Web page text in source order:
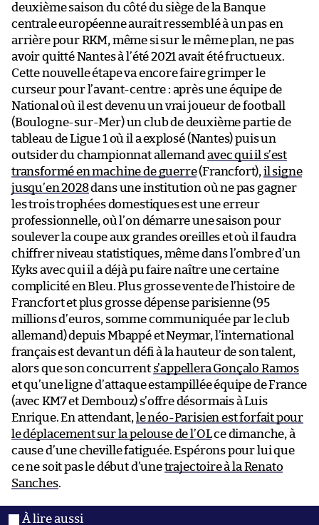
deuxième saison du côté du siège de la Banque
centrale européenne aurait ressemblé à un pas en
arrière pour RKM, même si sur le même plan, ne pas
avoir quitté Nantes à l’été 2021 avait été fructueux.
Cette nouvelle étape va encore faire grimper le
curseur pour l’avant-centre : après une équipe de
National où il est devenu un vrai joueur de football
(Boulogne-sur-Mer) un club de deuxième partie de
tableau de Ligue 1 où il a explosé (Nantes) puis un
outsider du championnat allemandavec qui il s’est
transformé en machine de guerre(Francfort), il signe
jusqu’en 2028dans une institution où ne pas gagner
les trois trophées domestiques est une erreur
professionnelle, où l’on démarre une saison pour
soulever la coupe aux grandes oreilles et où il faudra
chiffrer niveau statistiques, même dans l’ombre d’un
Kyks avec qui il a déjà pu faire naître une certaine
complicité en Bleu. Plus grosse vente de l’histoire de
Francfort et plus grosse dépense parisienne (95
millions d’euros, somme communiquée par le club
allemand) depuis Mbappé et Neymar, l’international
français est devant un défi à la hauteur de son talent,
alors que son concurrent s’appellera Gonçalo Ramos
et qu’une ligne d’attaque estampillée équipe de France
(avec KM7 et Dembouz) s’offre désormais à Luis
Enrique. En attendant, le néo-Parisien est forfait pour
le déplacement sur la pelouse de l’OLce dimanche, à
cause d’une cheville fatiguée. Espérons pour lui que
ce ne soit pas le début d’unetrajectoire à la Renato
Sanches.